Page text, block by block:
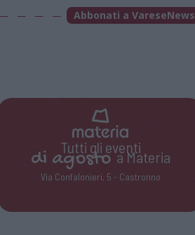
Abbonati a VareseNews
Tutti gli eventi
di agostoa Materia
Via Confalonieri, 5 - Castronno